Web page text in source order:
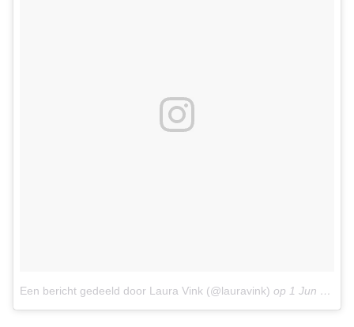
Een bericht gedeeld door Laura Vink (@lauravink) op 1 Jun 2015 om 7:06 PDT